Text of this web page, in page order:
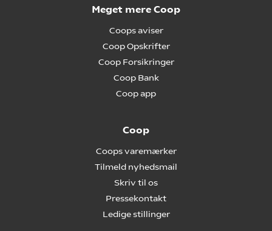
Meget mere Coop
Coops aviser
Coop Opskrifter
Coop Forsikringer
Coop Bank
Coop app
Coop
Coops varemærker
Tilmeld nyhedsmail
Skriv til os
Pressekontakt
Ledige stillinger